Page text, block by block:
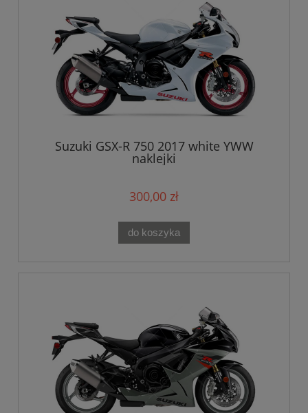
Suzuki GSX-R 750 2017 white YWW
naklejki
300,00 zł
do koszyka